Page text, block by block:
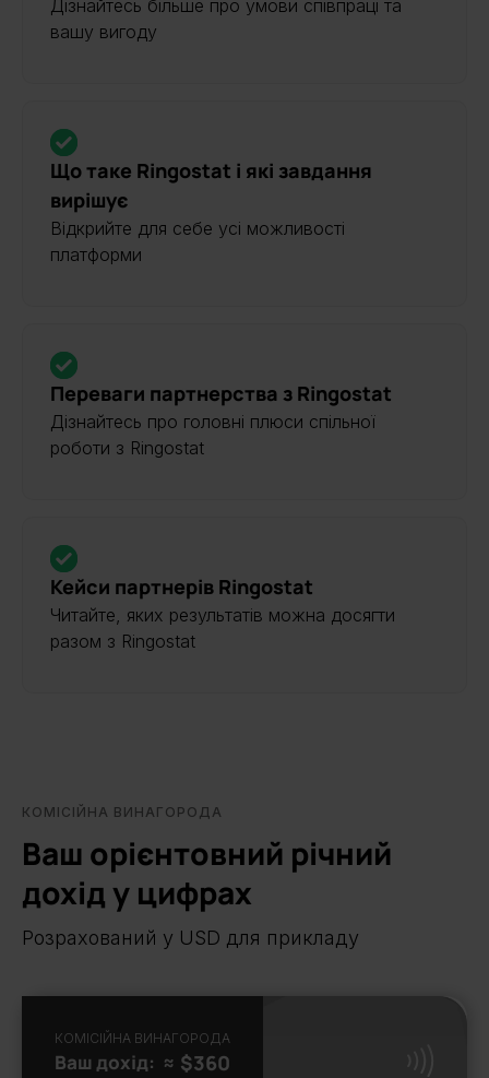
Що таке Ringostat і які завдання
вирішує
Відкрийте для себе усі можливості
платформи
Переваги партнерства з Ringostat
Дізнайтесь про головні плюси спільної
роботи з Ringostat
Дізнайтесь більше про умови співпраці та
вашу вигоду
Кейси партнерів Ringostat
Читайте, яких результатів можна досягти
разом з Ringostat
КОМІСІЙНА ВИНАГОРОДА
Ваш орієнтовний річний
дохід у цифрах
Розрахований у USD для прикладу
КОМІСІЙНА ВИНАГОРОДА
Ваш дохід: ≈ $360